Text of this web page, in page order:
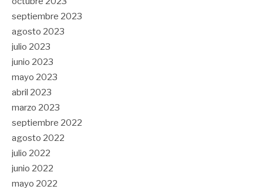
septiembre 2023
agosto 2023
julio 2023
junio 2023
mayo 2023
abril 2023
marzo 2023
septiembre 2022
agosto 2022
julio 2022
junio 2022
mayo 2022